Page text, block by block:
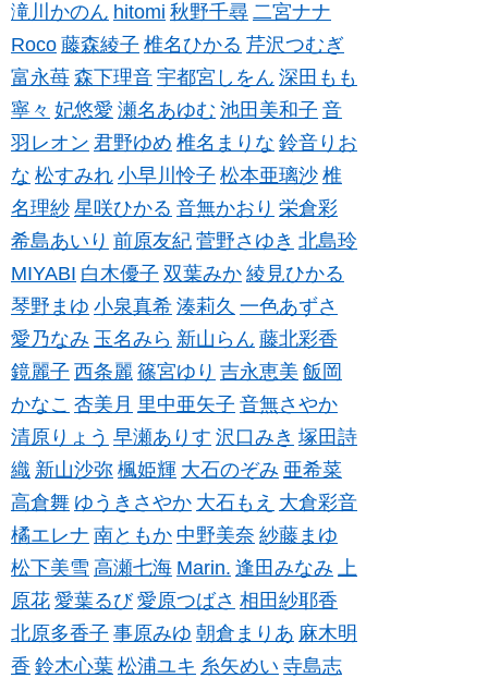
滝川かのん hitomi 秋野千尋 二宮ナナ
Roco 藤森綾子 椎名ひかる 芹沢つむぎ
富永苺 森下理音 宇都宮しをん 深田もも
寧々 妃悠愛 瀬名あゆむ 池田美和子 音
羽レオン 君野ゆめ 椎名まりな 鈴音りお
な 松すみれ 小早川怜子 松本亜璃沙 椎
名理紗 星咲ひかる 音無かおり 栄倉彩
希島あいり 前原友紀 菅野さゆき 北島玲
MIYABI 白木優子 双葉みか 綾見ひかる
琴野まゆ 小泉真希 湊莉久 一色あずさ
愛乃なみ 玉名みら 新山らん 藤北彩香
鏡麗子 西条麗 篠宮ゆり 吉永恵美 飯岡
かなこ 杏美月 里中亜矢子 音無さやか
清原りょう 早瀬ありす 沢口みき 塚田詩
織 新山沙弥 楓姫輝 大石のぞみ 亜希菜
高倉舞 ゆうきさやか 大石もえ 大倉彩音
橘エレナ 南ともか 中野美奈 紗藤まゆ
松下美雪 高瀬七海 Marin. 逢田みなみ 上
原花 愛葉るび 愛原つばさ 相田紗耶香
北原多香子 事原みゆ 朝倉まりあ 麻木明
香 鈴木心葉 松浦ユキ 糸矢めい 寺島志